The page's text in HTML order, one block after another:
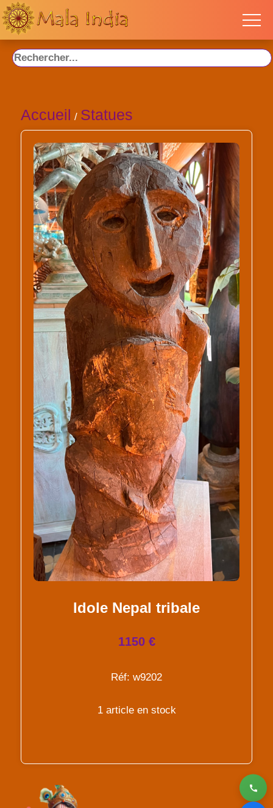
Accueil / Statues
Idole Nepal tribale
1150 €
Réf: w9202
1 article en stock